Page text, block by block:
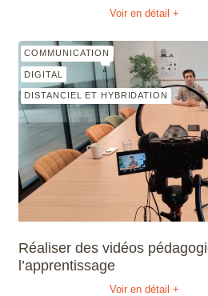
Voir en détail +
COMMUNICATION
DIGITAL
DISTANCIEL ET HYBRIDATION
Réaliser des vidéos
l’apprentissage
Voir en détail +